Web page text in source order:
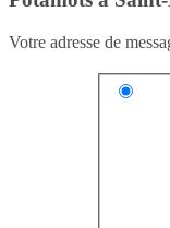
Votre adresse de